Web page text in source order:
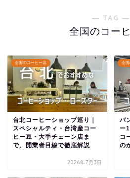
― TAG ―
全国のコー
全国のコーヒー店
台北コーヒーショップ巡り｜
スペシャルティ・台湾産コー
ヒー豆・大手チェーン店ま
で、開業者目線で徹底解説
2026年7月3日
全
バ
ー
コ
の